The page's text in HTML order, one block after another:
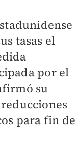
tasas el
por el
su
para fin de